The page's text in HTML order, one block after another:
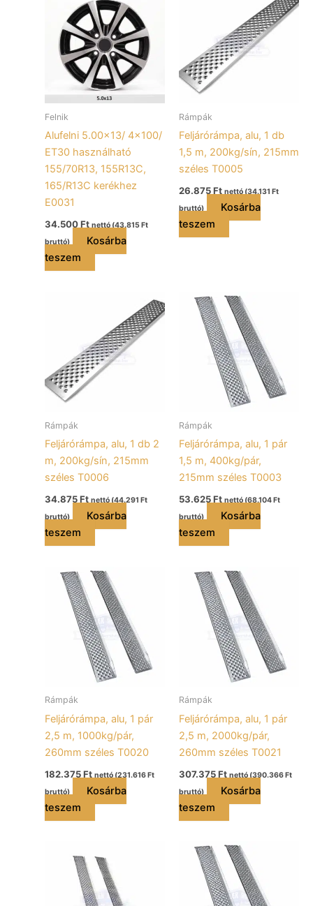
Felnik
Alufelni 5.00×13/ 4×100/
ET30 használható
155/70R13, 155R13C,
165/R13C kerékhez
E0031
34.500Ft nettó (43.815 Ft
bruttó)
Kosárba
teszem
Rámpák
Feljárórámpa, alu, 1 db
1,5 m, 200kg/sín, 215mm
széles T0005
26.875Ft nettó (34.131 Ft
bruttó)
Kosárba
teszem
Rámpák
Feljárórámpa, alu, 1 db 2
m, 200kg/sín, 215mm
széles T0006
34.875Ft nettó (44.291 Ft
bruttó)
Kosárba
teszem
Rámpák
Feljárórámpa, alu, 1 pár
1,5 m, 400kg/pár,
215mm széles T0003
53.625Ft nettó (68.104 Ft
bruttó)
Kosárba
teszem
Rámpák
Feljárórámpa, alu, 1 pár
2,5 m, 1000kg/pár,
260mm széles T0020
182.375Ft nettó (231.616Ft
bruttó)
Kosárba
teszem
Rámpák
Feljárórámpa, alu, 1 pár
2,5 m, 2000kg/pár,
260mm széles T0021
307.375Ft nettó (390.366Ft
bruttó)
Kosárba
teszem